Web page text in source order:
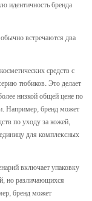
идентичность бренда
встречаются два
средств с
тюбиков. Это делает
низкой общей цене по
Например, бренд может
по уходу за кожей,
для комплексных
включает упаковку
но различающихся
бренд может